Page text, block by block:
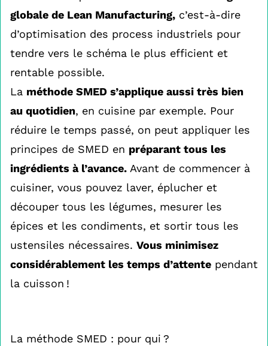
globale de Lean Manufacturing, c’est-à-dire
d’optimisation des process industriels pour
tendre vers le schéma le plus efficient et
rentable possible.
La méthode SMED s’applique aussi très bien
au quotidien, en cuisine par exemple. Pour
réduire le temps passé, on peut appliquer les
principes de SMED en préparant tous les
ingrédients à l’avance. Avant de commencer à
cuisiner, vous pouvez laver, éplucher et
découper tous les légumes, mesurer les
épices et les condiments, et sortir tous les
ustensiles nécessaires. Vous minimisez
considérablement les temps d’attente pendant
la cuisson !
La méthode SMED : pour qui ?